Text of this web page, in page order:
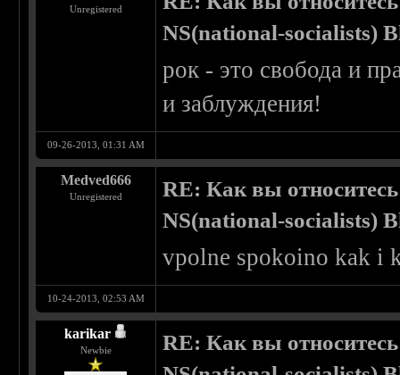
Unregistered
NS(national-socialists)
рок - это свобода и
и заблуждения!
09-26-2013, 01:31 AM
Medved666
Unregistered
RE: Как вы
NS(national-socialists)
vpolne spokoino kak i
10-24-2013, 02:53 AM
karikar
Newbie
RE: Как вы